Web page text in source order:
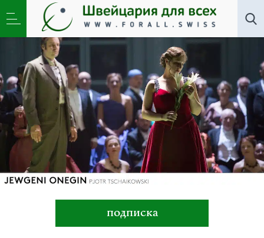
Искусство Новости»Евгений Онегин и Барри
Коски
подписка